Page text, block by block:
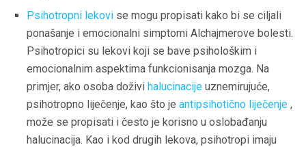
Psihotropni lekovi se mogu propisati kako bi se ciljali
ponašanje i emocionalni simptomi Alchajmerove bolesti.
Psihotropici su lekovi koji se bave psihološkim i
emocionalnim aspektima funkcionisanja mozga. Na
primjer, ako osoba doživi halucinacije uznemirujuće,
psihotropno liječenje, kao što je antipsihotično liječenje ,
može se propisati i često je korisno u oslobađanju
halucinacija. Kao i kod drugih lekova, psihotropi imaju